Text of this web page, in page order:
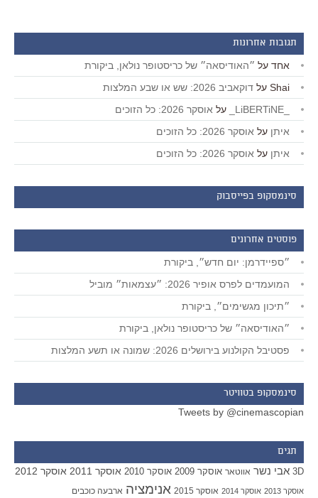
תגובות אחרונות
אחד על ״האודיסאה״ של כריסטופר נולאן, ביקורת
Shai על דוקאביב 2026: שש או שבע המלצות
על אוסקר 2026: כל הזוכים
איתן על אוסקר 2026: כל הזוכים
איתן על אוסקר 2026: כל הזוכים
סינמסקופ בפייסבוק
פוסטים אחרונים
״ספיידרמן: יום חדש״, ביקורת
המועמדים לפרס אופיר 2026: ״עצמאות״ מוביל
״תיכון מגשימים״, ביקורת
״האודיסאה״ של כריסטופר נולאן, ביקורת
פסטיבל הקולנוע בירושלים 2026: שמונה או תשע המלצות
סינמסקופ בטוויטר
Tweets by @cinemascopian
תגים
3D אבי נשר אווטאר אוסקר 2009 אוסקר 2010 אוסקר 2011 אוסקר 2012
אוסקר 2013 אוסקר 2014 אוסקר 2015 אנימציה ארבעה כוכבים